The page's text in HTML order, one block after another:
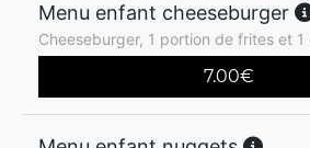
Menu enfant cheeseburger
Cheeseburger, 1 portion de frites et 1
7.00€